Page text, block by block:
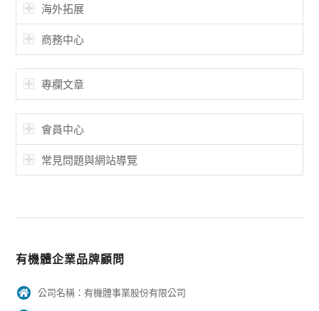
海外拓展
商務中心
專欄文章
會員中心
常見問題與網站導覽
有機體企業品牌顧問
公司名稱：有機體事業股份有限公司